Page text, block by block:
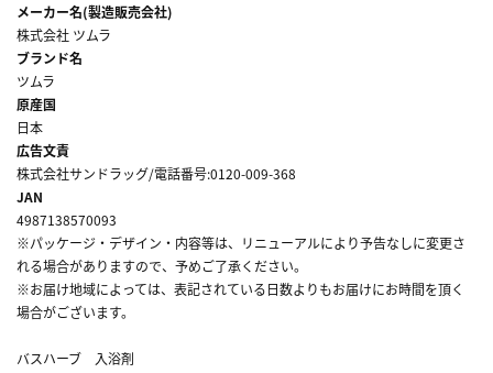
メーカー名(製造販売会社)
株式会社 ツムラ
ブランド名
ツムラ
原産国
日本
広告文責
株式会社サンドラッグ/電話番号:0120-009-368
JAN
4987138570093
※パッケージ・デザイン・内容等は、リニューアルにより予告なしに変更さ
れる場合がありますので、予めご了承ください。
※お届け地域によっては、表記されている日数よりもお届けにお時間を頂く
場合がございます。
バスハーブ 入浴剤